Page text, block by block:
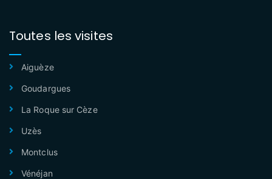
Toutes les visites
Aiguèze
Goudargues
La Roque sur Cèze
Uzès
Montclus
Vénéjan